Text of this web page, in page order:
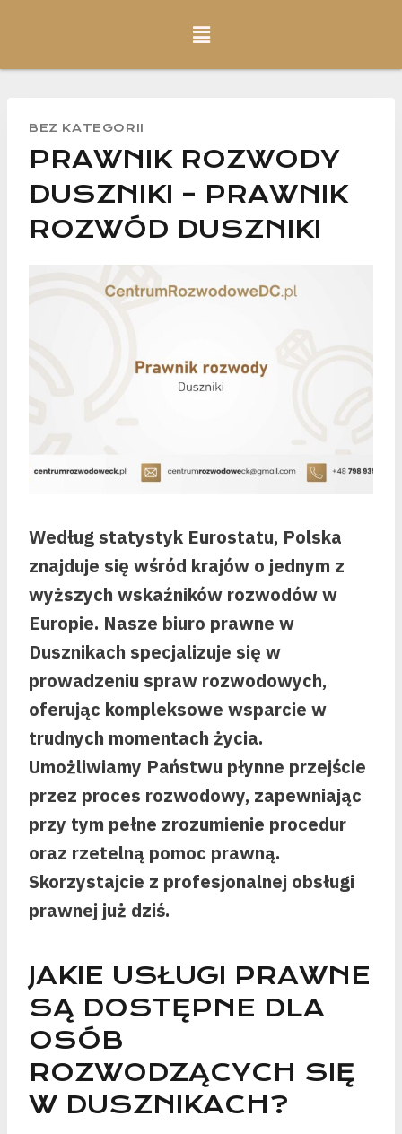
BEZ KATEGORII
PRAWNIK ROZWODY
DUSZNIKI – PRAWNIK
ROZWÓD DUSZNIKI
Według statystyk Eurostatu, Polska
znajduje się wśród krajów o jednym z
wyższych wskaźników rozwodów w
Europie. Nasze biuro prawne w
Dusznikach specjalizuje się w
prowadzeniu spraw rozwodowych,
oferując kompleksowe wsparcie w
trudnych momentach życia.
Umożliwiamy Państwu płynne przejście
przez proces rozwodowy, zapewniając
przy tym pełne zrozumienie procedur
oraz rzetelną pomoc prawną.
Skorzystajcie z profesjonalnej obsługi
prawnej już dziś.
JAKIE USŁUGI PRAWNE
SĄ DOSTĘPNE DLA
OSÓB
ROZWODZĄCYCH SIĘ
W DUSZNIKACH?